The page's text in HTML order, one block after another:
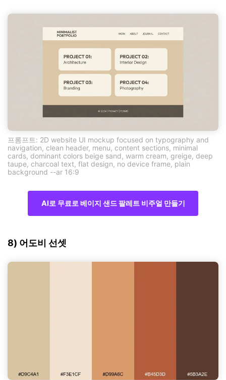
프롬프트: 2D website UI mockup focused on typography and
navigation, clean header, menu, content sections, minimal
cards, dominant colors beige sand, warm cream, greige, deep
taupe, charcoal text, flat design, no device frame, plain
background --ar 16:9
AI로 무료로 베이지 샌드 팔레트 비주얼 만들기
8) 어도비 선셋